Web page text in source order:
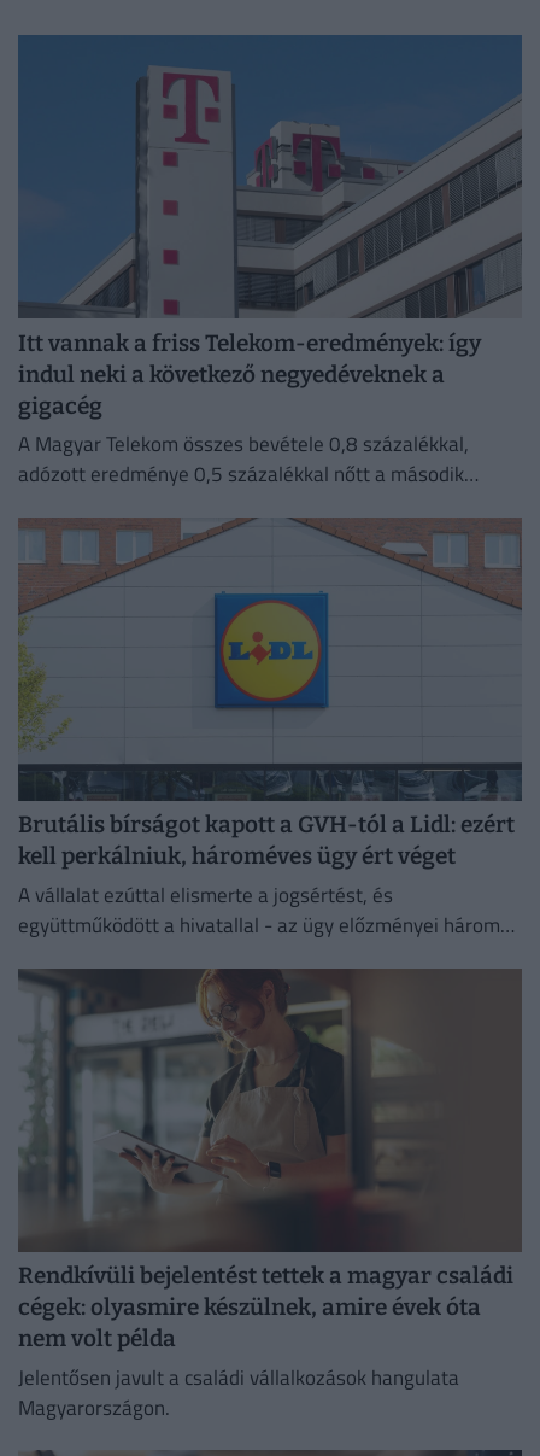
Itt vannak a friss Telekom-eredmények: így
indul neki a következő negyedéveknek a
gigacég
A Magyar Telekom összes bevétele 0,8 százalékkal,
adózott eredménye 0,5 százalékkal nőtt a második
Brutális bírságot kapott a GVH-tól a Lidl: ezért
kell perkálniuk, hároméves ügy ért véget
A vállalat ezúttal elismerte a jogsértést, és
együttműködött a hivatallal - az ügy előzményei három
Rendkívüli bejelentést tettek a magyar családi
cégek: olyasmire készülnek, amire évek óta
nem volt példa
Jelentősen javult a családi vállalkozások hangulata
Magyarországon.